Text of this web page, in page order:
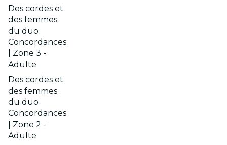
Des cordes et
des femmes
du duo
Concordances
| Zone 3 -
Adulte
Des cordes et
des femmes
du duo
Concordances
| Zone 2 -
Adulte